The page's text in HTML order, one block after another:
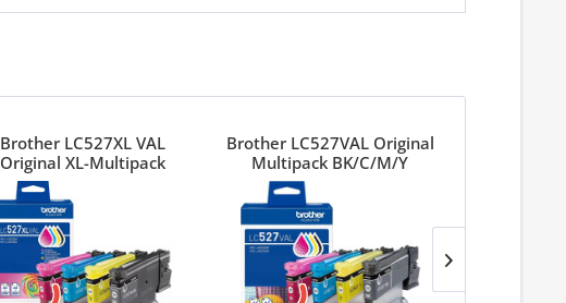
Brother LC527XL VAL
Original XL-Multipack
BK/C/M/Y
Brother LC527VAL Original
Multipack BK/C/M/Y